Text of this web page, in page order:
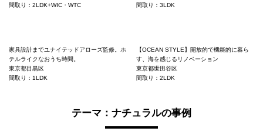
間取り：2LDK+WIC・WTC
間取り：3LDK
家具設計までユナイテッドアローズ監修。ホ
テルライクなおうち時間。
東京都目黒区
間取り：1LDK
【OCEAN STYLE】開放的で機能的に暮ら
す、海を感じるリノベーション
東京都世田谷区
間取り：2LDK
テーマ：ナチュラルの事例